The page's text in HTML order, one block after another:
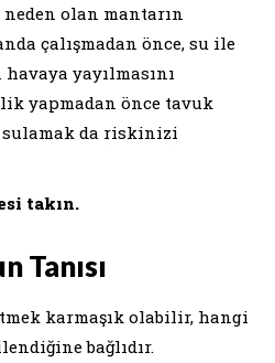
olan mantarın
çalışmadan önce, su ile
yayılmasını
yapmadan önce tavuk
sulamak da riskinizi
takın.
Tanısı
karmaşık olabilir, hangi
bağlıdır.